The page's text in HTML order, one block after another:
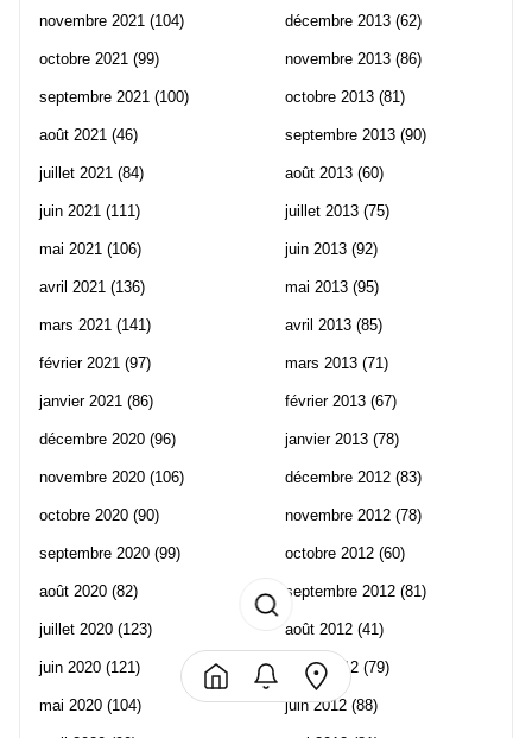
novembre 2021 (104)
octobre 2021 (99)
septembre 2021 (100)
août 2021 (46)
juillet 2021 (84)
juin 2021 (111)
mai 2021 (106)
avril 2021 (136)
mars 2021 (141)
février 2021 (97)
janvier 2021 (86)
décembre 2020 (96)
novembre 2020 (106)
octobre 2020 (90)
septembre 2020 (99)
août 2020 (82)
juillet 2020 (123)
juin 2020 (121)
mai 2020 (104)
décembre 2013 (62)
novembre 2013 (86)
octobre 2013 (81)
septembre 2013 (90)
août 2013 (60)
juillet 2013 (75)
juin 2013 (92)
mai 2013 (95)
avril 2013 (85)
mars 2013 (71)
février 2013 (67)
janvier 2013 (78)
décembre 2012 (83)
novembre 2012 (78)
octobre 2012 (60)
septembre 2012 (81)
août 2012 (41)
juillet 2012 (79)
juin 2012 (88)